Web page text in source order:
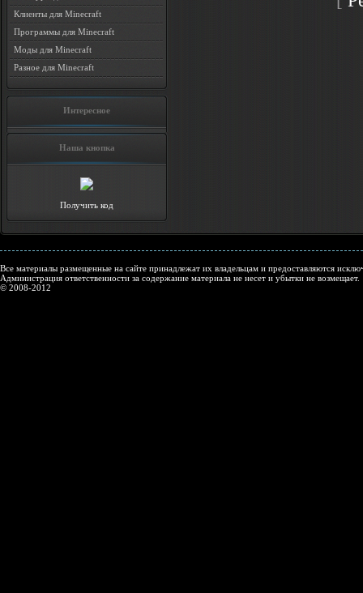
Клиенты для Minecraft
Программы для Minecraft
Моды для Minecraft
Разное для Minecraft
Интересное
Наша кнопка
Получить код
Все материалы размещенные на сайте принадлежат их владельцам и предоставляются
Администрация ответственности за содержание материала не несет и убытки не возмещает.
© 2008-2012